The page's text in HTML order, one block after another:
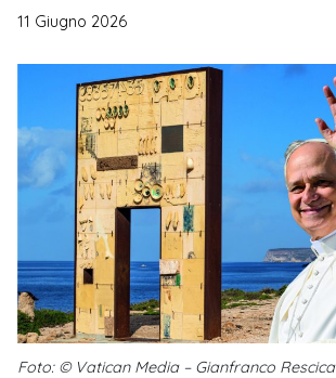
11 Giugno 2026
Foto: © Vatican Media – Gianfranco Rescica